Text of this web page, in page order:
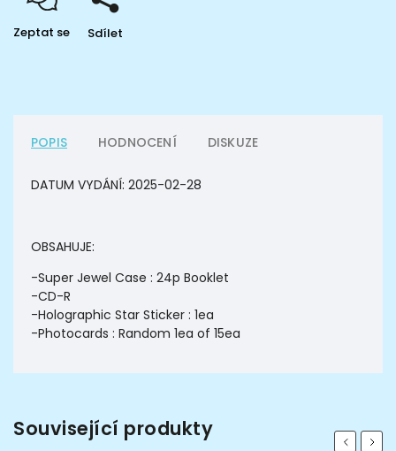
Zeptat se Sdílet
POPIS HODNOCENÍ DISKUZE
DATUM VYDÁNÍ: 2025-02-28
OBSAHUJE:
-Super Jewel Case : 24p Booklet
-CD-R
-Holographic Star Sticker : 1ea
-Photocards : Random 1ea of 15ea
Související produkty Previous
Next